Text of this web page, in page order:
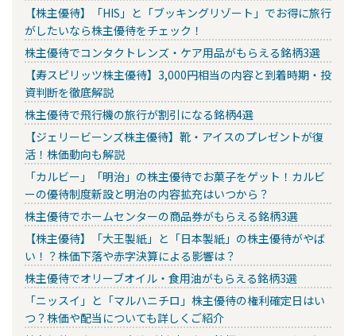
【株主優待】「HIS」と「ブッキングリゾート」でお得に旅行
がしたいなら株主優待をチェック！
株主優待でコンタクトレンズ・ケア用品がもらえる銘柄3選
【寿スピリッツ株主優待】3,000円相当の内容と到着時期・投
資判断を徹底解説
株主優待で飛行機の旅行が割引になる銘柄4選
【ジェリービーンズ株主優待】靴・アイスのプレゼントが復
活！株価動向も解説
「カルビー」「明治」の株主優待でお菓子をゲット！カルビ
ーの優待制度新設と明治の内容拡充はいつから？
株主優待でホームセンターの商品券がもらえる銘柄3選
【株主優待】「大王製紙」と「日本製紙」の株主優待がやば
い！？株価下落や赤字決算による影響は？
株主優待でオリーブオイル・食用油がもらえる銘柄3選
「ニッスイ」と「マルハニチロ」株主優待の権利確定日はい
つ？株価や配当についても詳しくご紹介